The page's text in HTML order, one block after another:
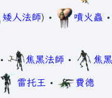
矮人法師) • 噴火蟲 •
• 焦黑法師 • 焦
雷托王 • 費德